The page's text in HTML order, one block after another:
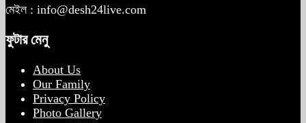
মেইল : info@desh24live.com
ফুটার মেনু
About Us
Our Family
Privacy Policy
Photo Gallery